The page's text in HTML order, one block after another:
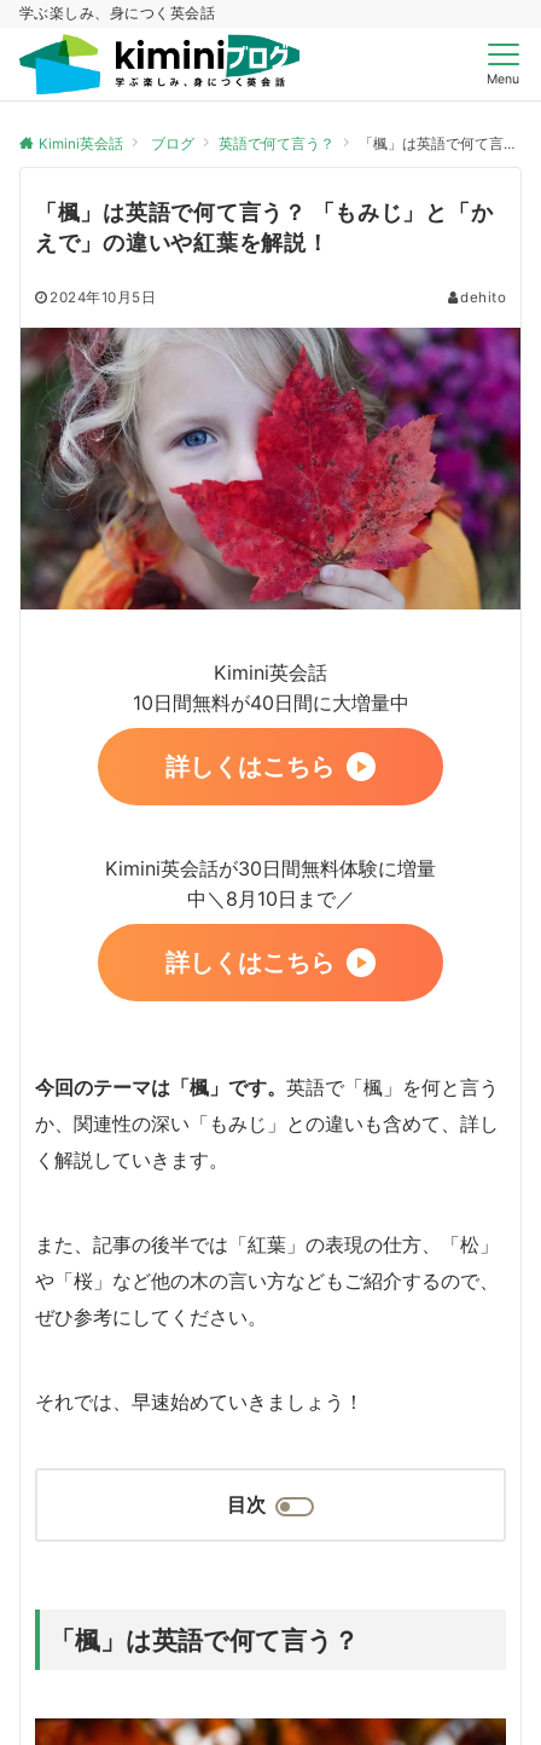
学ぶ楽しみ、身につく英会話
Menu
Kimini英会話 ブログ 英語で何て言う？ 「楓」は英語で何て言う？ 「もみじ」と「かえで」の違いや紅葉を解説！
「楓」は英語で何て言う？ 「もみじ」と「か
えで」の違いや紅葉を解説！
2024年10月5日 dehito
Kimini英会話
10日間無料が40日間に大増量中
詳しくはこちら
Kimini英会話が30日間無料体験に増量
中＼8月10日まで／
詳しくはこちら
今回のテーマは「楓」です。 英語で「楓」を何と言う
か、関連性の深い「もみじ」との違いも含めて、詳し
く解説していきます。
また、記事の後半では「紅葉」の表現の仕方、「松」
や「桜」など他の木の言い方などもご紹介するので、
ぜひ参考にしてください。
それでは、早速始めていきましょう！
目次
「楓」は英語で何て言う？